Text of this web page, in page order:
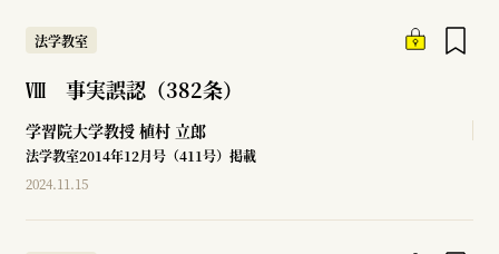
法学教室
Ⅷ 事実誤認（382条）
学習院大学教授 植村 立郎
法学教室2014年12月号（411号）掲載
2024.11.15